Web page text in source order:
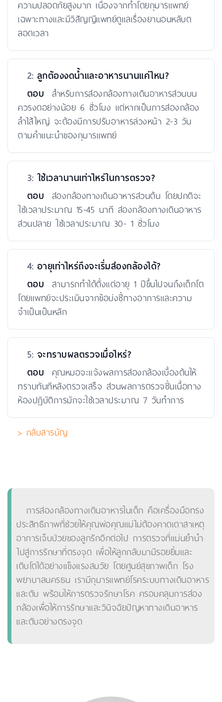
ความปลอดภัยสูงมาก เนื่องจากทำโดยกุมารแพทย์
เฉพาะทางและมีวิสัญญีแพทย์ดูแลเรื่องยานอนหลับต
ลอดเวลา
2: ลูกต้องงดน้ำและอาหารนานแค่ไหน?
ตอบ สำหรับการส่องกล้องทางเดินอาหารส่วนบน
ควรงดอย่างน้อย 6 ชั่วโมง แต่หากเป็นการส่องกล้อง
ลำไส้ใหญ่ จะต้องมีการปรับอาหารล่วงหน้า 2-3 วัน
ตามคำแนะนำของกุมารแพทย์
3: ใช้เวลานานเท่าไหร่ในการตรวจ?
ตอบ ส่องกล้องทางเดินอาหารส่วนต้น โดยปกติจะ
ใช้เวลาประมาณ 15-45 นาที ส่องกล้องทางเดินอาหาร
ส่วนปลาย ใช้เวลาประมาณ 30- 1 ชั่วโมง
4: อายุเท่าไหร่ถึงจะเริ่มส่องกล้องได้?
ตอบ สามารถทำได้ตั้งแต่อายุ 1 ปีขึ้นไปจนถึงเด็กโต
โดยแพทย์จะประเมินจากข้อบ่งชี้ทางอาการและความ
จำเป็นเป็นหลัก
5: จะทราบผลตรวจเมื่อไหร่?
ตอบ คุณหมอจะแจ้งผลการส่องกล้องเบื้องต้นให้
ทราบทันทีหลังตรวจเสร็จ ส่วนผลการตรวจชิ้นเนื้อทาง
ห้องปฏิบัติการมักจะใช้เวลาประมาณ 7 วันทำการ
> กลับสารบัญ
การส่องกล้องทางเดินอาหารในเด็ก คือเครื่องมือทรง
ประสิทธิภาพที่ช่วยให้คุณพ่อคุณแม่ไม่ต้องคาดเดาสาเหตุ
อาการเจ็บป่วยของลูกรักอีกต่อไป การตรวจที่แม่นยำนำ
ไปสู่การรักษาที่ตรงจุด เพื่อให้ลูกกลับมามีรอยยิ้มและ
เติบโตได้อย่างแข็งแรงสมวัย โดยศูนย์สุขภาพเด็ก โรง
พยาบาลนครธน เรามีกุมารแพทย์โรคระบบทางเดินอาหาร
และตับ พร้อมให้การตรวจรักษาโรค ครอบคลุมการส่อง
กล้องเพื่อให้การรักษาและวินิจฉัยปัญหาทางเดินอาหาร
และตับอย่างตรงจุด